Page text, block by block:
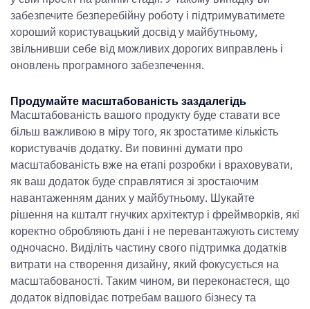
забезпечите безперебійну роботу і підтримуватимете
хороший користувацький досвід у майбутньому,
звільнивши себе від можливих дорогих виправлень і
оновлень програмного забезпечення.
Продумайте масштабованість заздалегідь
Масштабованість вашого продукту буде ставати все
більш важливою в міру того, як зростатиме кількість
користувачів додатку. Ви повинні думати про
масштабованість вже на етапі розробки і враховувати,
як ваш додаток буде справлятися зі зростаючим
навантаженням даних у майбутньому. Шукайте
рішення на кшталт гнучких архітектур і фреймворків, які
коректно обробляють дані і не перевантажують систему
одночасно. Виділіть частину свого підтримка додатків
витрати на створення дизайну, який фокусується на
масштабованості. Таким чином, ви переконаєтеся, що
додаток відповідає потребам вашого бізнесу та